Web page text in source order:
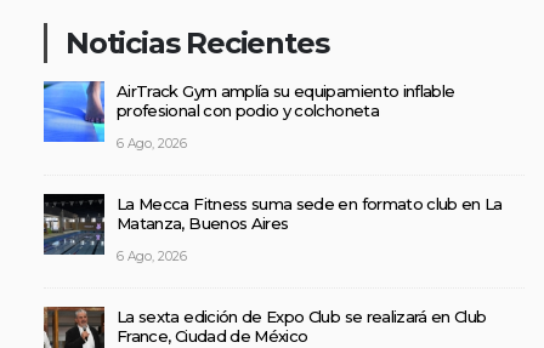
Noticias Recientes
AirTrack Gym amplía su equipamiento inflable
profesional con podio y colchoneta
6 Ago, 2026
La Mecca Fitness suma sede en formato club en La
Matanza, Buenos Aires
6 Ago, 2026
La sexta edición de Expo Club se realizará en Club
France, Ciudad de México